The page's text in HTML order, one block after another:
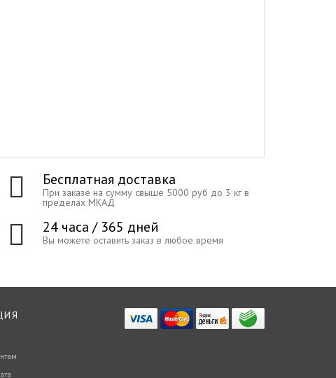
Бесплатная доставка
При заказе на сумму свыше 5000 руб до 3 кг в
пределах МКАД
24 часа / 365 дней
Вы можете оставить заказ в любое время